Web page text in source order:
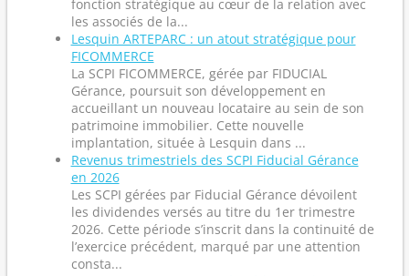
fonction stratégique au cœur de la relation avec
les associés de la...
Lesquin ARTEPARC : un atout stratégique pour
FICOMMERCE
La SCPI FICOMMERCE, gérée par FIDUCIAL
Gérance, poursuit son développement en
accueillant un nouveau locataire au sein de son
patrimoine immobilier. Cette nouvelle
implantation, située à Lesquin dans ...
Revenus trimestriels des SCPI Fiducial Gérance
en 2026
Les SCPI gérées par Fiducial Gérance dévoilent
les dividendes versés au titre du 1er trimestre
2026. Cette période s’inscrit dans la continuité de
l’exercice précédent, marqué par une attention
consta...